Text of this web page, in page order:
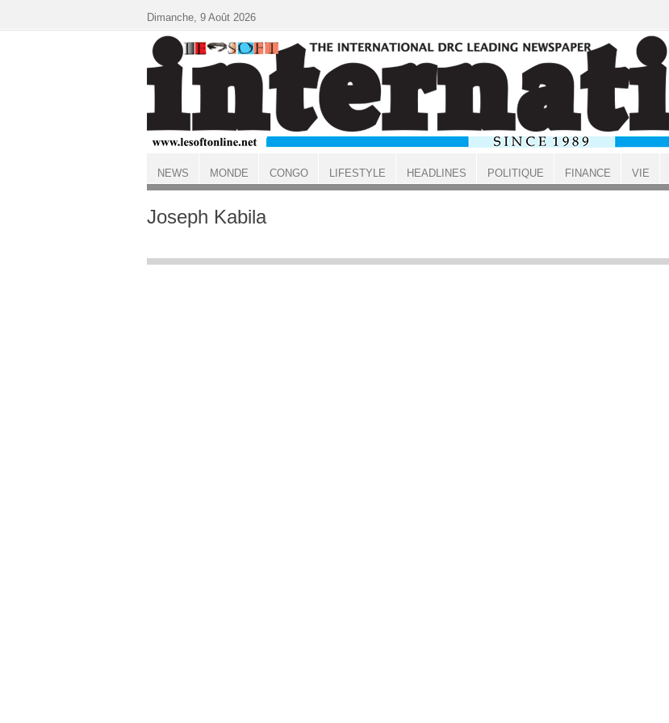
ACCUEIL
Joseph Kabila
Dimanche, 9 Août 2026
NEWS MONDE CONGO LIFESTYLE HEADLINES POLITIQUE FINANCE VIE